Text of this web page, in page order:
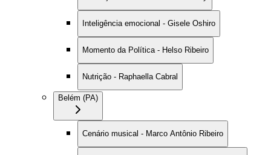
Inteligência emocional - Gisele Oshiro
Momento da Política - Helso Ribeiro
Nutrição - Raphaella Cabral
Belém (PA)
Cenário musical - Marco Antônio Ribeiro